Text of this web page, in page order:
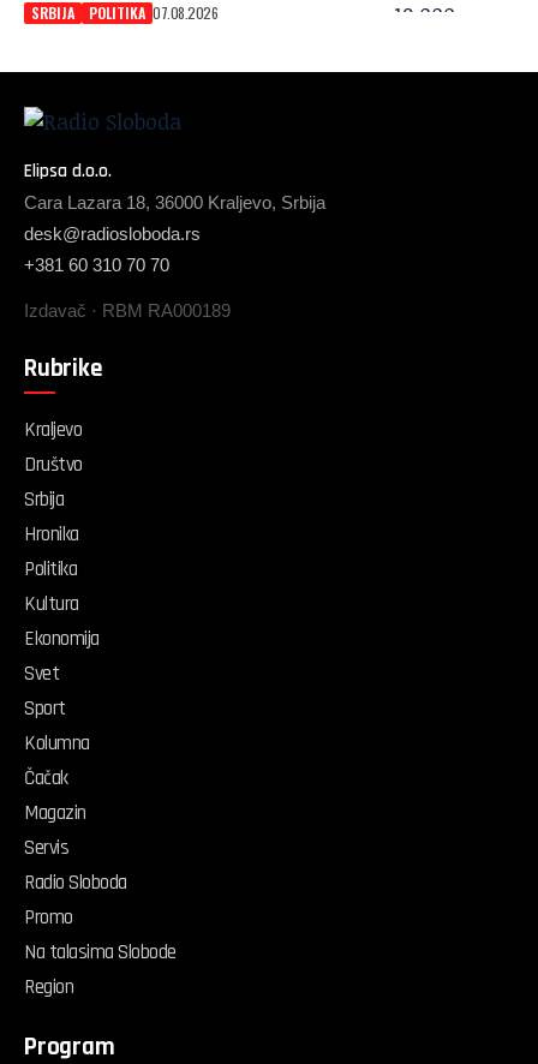
SRBIJA POLITIKA 07.08.2026
Elipsa d.o.o.
Cara Lazara 18, 36000 Kraljevo, Srbija
desk@radiosloboda.rs
+381 60 310 70 70
Izdavač · RBM RA000189
Rubrike
Kraljevo
Društvo
Srbija
Hronika
Politika
Kultura
Ekonomija
Svet
Sport
Kolumna
Čačak
Magazin
Servis
Radio Sloboda
Promo
Na talasima Slobode
Region
Program